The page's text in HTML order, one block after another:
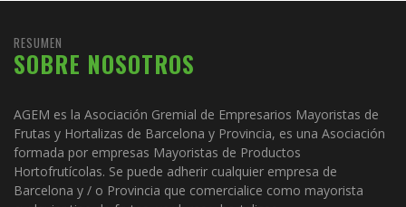
RESUMEN
SOBRE NOSOTROS
AGEM es la Asociación Gremial de Empresarios Mayoristas de
Frutas y Hortalizas de Barcelona y Provincia, es una Asociación
formada por empresas Mayoristas de Productos
Hortofrutícolas. Se puede adherir cualquier empresa de
Barcelona y / o Provincia que comercialice como mayorista